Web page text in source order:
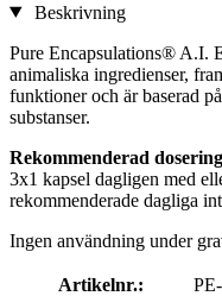
Beskrivning
Pure Encapsulations® A.I.
animaliska ingredienser,
funktioner och är baserad
substanser.
Rekommenderad
3x1 kapsel dagligen med
rekommenderade dagliga
Ingen användning under
Artikelnr.: